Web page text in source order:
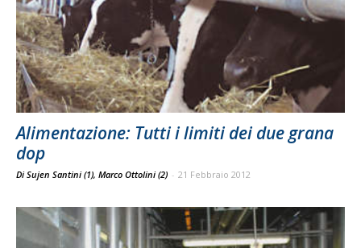
Alimentazione: Tutti i limiti dei due grana
dop
Di Sujen Santini (1), Marco Ottolini (2) - 21 Febbraio 2012